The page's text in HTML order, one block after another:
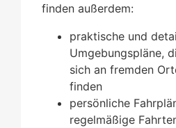
finden außerdem:
praktische und
Umgebungspläne,
sich an fremden
finden
persönliche
regelmäßige